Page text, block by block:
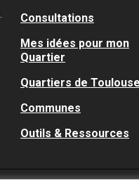
Consultations
Mes idées pour mon
Quartier
Quartiers de Toulouse
Communes
Outils & Ressources